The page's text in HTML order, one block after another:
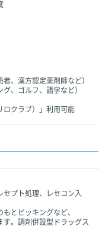
、漢方認定薬剤師など）
、ゴルフ、語学など）
ロクラブ）」利用可能
プト処理、レセコン入
とピッキングなど、
。調剤併設型ドラッグス